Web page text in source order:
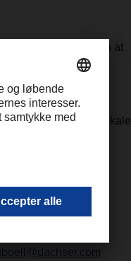
arbejder intensivt på at
til at kontakte din lokale
9906